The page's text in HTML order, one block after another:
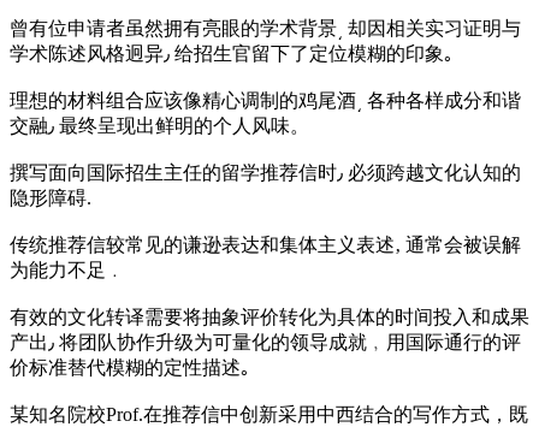
曾有位申请者虽然拥有亮眼的学术背景͵ 却因相关实习证明与
学术陈述风格迥异٫ 给招生官留下了定位模糊的印象｡
理想的材料组合应该像精心调制的鸡尾酒͵ 各种各样成分和谐
交融٫ 最终呈现出鲜明的个人风味。
撰写面向国际招生主任的留学推荐信时٫ 必须跨越文化认知的
隐形障碍.
传统推荐信较常见的谦逊表达和集体主义表述‚ 通常会被误解
为能力不足﹒
有效的文化转译需要将抽象评价转化为具体的时间投入和成果
产出٫ 将团队协作升级为可量化的领导成就﹐用国际通行的评
价标准替代模糊的定性描述｡
某知名院校Prof.在推荐信中创新采用中西结合的写作方式，既